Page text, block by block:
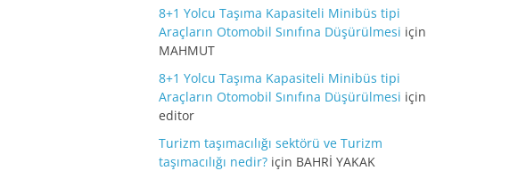
8+1 Yolcu Taşıma Kapasiteli Minibüs tipi
Araçların Otomobil Sınıfına Düşürülmesi için
MAHMUT
8+1 Yolcu Taşıma Kapasiteli Minibüs tipi
Araçların Otomobil Sınıfına Düşürülmesi için
editor
Turizm taşımacılığı sektörü ve Turizm
taşımacılığı nedir? için BAHRİ YAKAK